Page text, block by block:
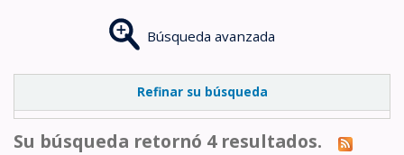
Búsqueda avanzada
Refinar su búsqueda
Su búsqueda retornó 4 resultados.